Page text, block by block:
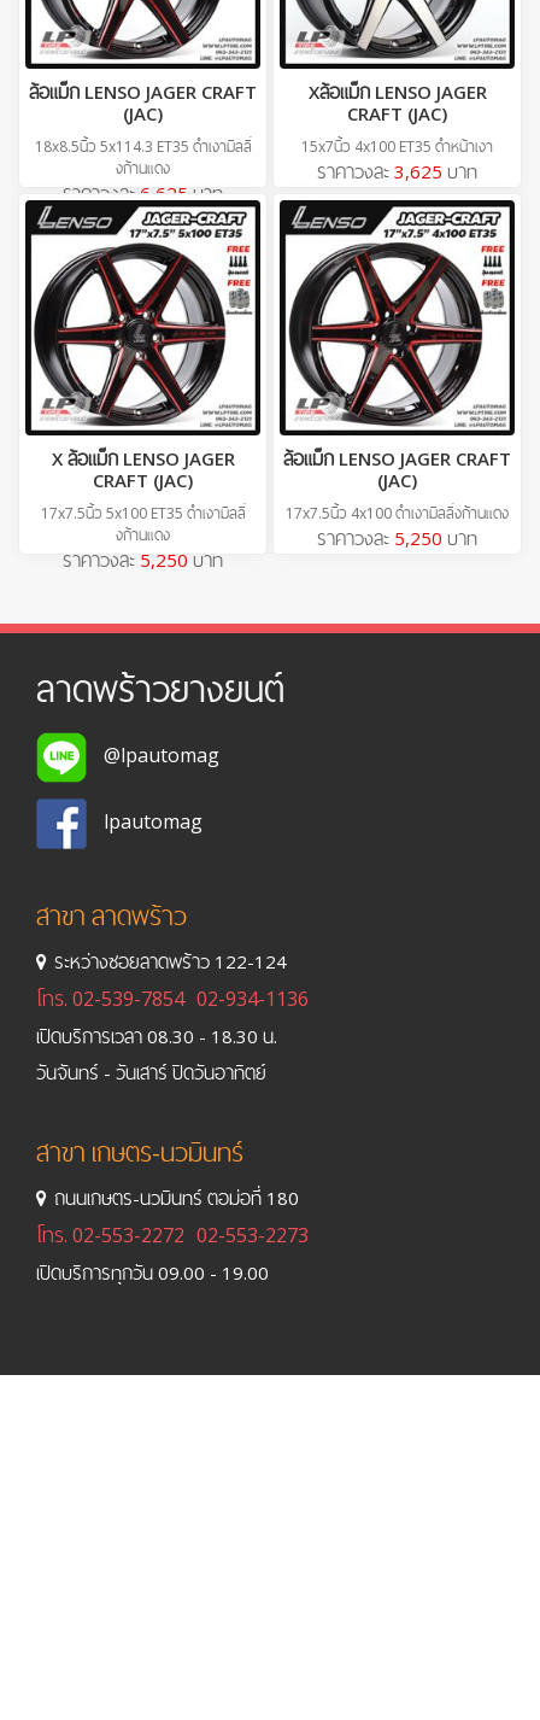
ล้อแม็ก LENSO JAGER CRAFT
(JAC)
18x8.5นิ้ว 5x114.3 ET35 ดำเงามิลลิ่
งก้านแดง
ราคาวงละ 6,625 บาท
Xล้อแม็ก LENSO JAGER
CRAFT (JAC)
15x7นิ้ว 4x100 ET35 ดำหน้าเงา
ราคาวงละ 3,625 บาท
X ล้อแม็ก LENSO JAGER
CRAFT (JAC)
17x7.5นิ้ว 5x100 ET35 ดำเงามิลลิ่
งก้านแดง
ราคาวงละ 5,250 บาท
ล้อแม็ก LENSO JAGER CRAFT
(JAC)
17x7.5นิ้ว 4x100 ดำเงามิลลิ่งก้านแดง
ราคาวงละ 5,250 บาท
ลาดพร้าวยางยนต์
@lpautomag
lpautomag
สาขา ลาดพร้าว
ระหว่างซอยลาดพร้าว 122-124
โทร. 02-539-7854 02-934-1136
เปิดบริการเวลา 08.30 - 18.30 น.
วันจันทร์ - วันเสาร์ ปิดวันอาทิตย์
สาขา เกษตร-นวมินทร์
ถนนเกษตร-นวมินทร์ ตอม่อที่ 180
โทร. 02-553-2272 02-553-2273
เปิดบริการทุกวัน 09.00 - 19.00